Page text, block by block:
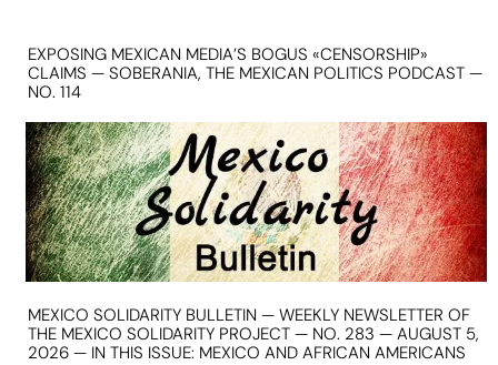
EXPOSING MEXICAN MEDIA’S BOGUS «CENSORSHIP»
CLAIMS — SOBERANIA, THE MEXICAN POLITICS PODCAST —
NO. 114
MEXICO SOLIDARITY BULLETIN — WEEKLY NEWSLETTER OF
THE MEXICO SOLIDARITY PROJECT — NO. 283 — AUGUST 5,
2026 — IN THIS ISSUE: MEXICO AND AFRICAN AMERICANS